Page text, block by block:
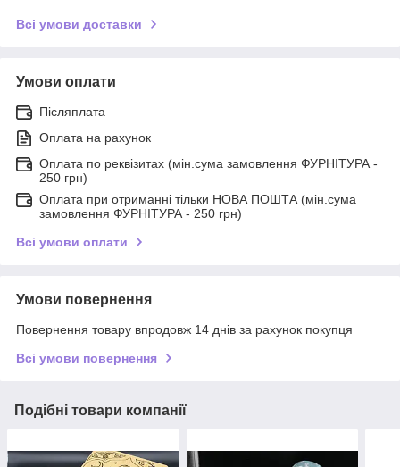
Всі умови доставки
Умови оплати
Післяплата
Оплата на рахунок
Оплата по реквізитах (мін.сума замовлення ФУРНІТУРА -
250 грн)
Оплата при отриманні тільки НОВА ПОШТА (мін.сума
замовлення ФУРНІТУРА - 250 грн)
Всі умови оплати
Умови повернення
Повернення товару впродовж 14 днів за рахунок покупця
Всі умови повернення
Подібні товари компанії